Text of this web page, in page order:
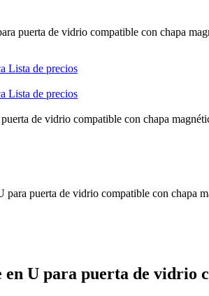
puerta de vidrio compatible con chapa
Lista de precios
Lista de precios
U para puerta de vidrio